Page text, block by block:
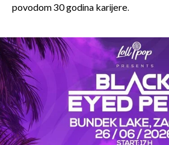
povodom 30 godina karijere.